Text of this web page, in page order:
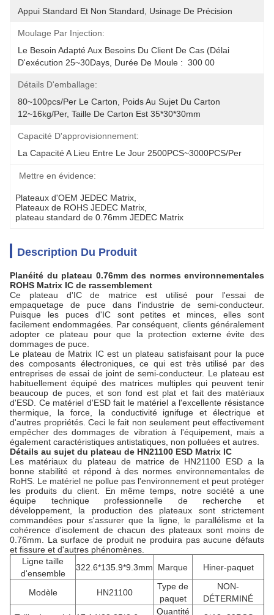
Appui Standard Et Non Standard, Usinage De Précision
Moulage Par Injection:
Le Besoin Adapté Aux Besoins Du Client De Cas (délai
D'exécution 25~30Days, Durée De Moule :  300 00
Détails D'emballage:
80~100pcs/per Le Carton, Poids Au Sujet Du Carton
12~16kg/per, Taille De Carton Est 35*30*30mm
Capacité D'approvisionnement:
La Capacité A Lieu Entre Le Jour 2500PCS~3000PCS/per
Mettre en évidence:
Plateaux d'OEM JEDEC Matrix
Plateaux de ROHS JEDEC Matrix
plateau standard de 0.76mm JEDEC Matrix
Description Du Produit
Planéité du plateau 0.76mm des normes environnementales
ROHS Matrix IC de rassemblement
Ce plateau d'IC de matrice est utilisé pour l'essai de
empaquetage de puce dans l'industrie de semi-conducteur.
Puisque les puces d'IC sont petites et minces, elles sont
facilement endommagées. Par conséquent, clients généralement
adopter ce plateau pour que la protection externe évite des
dommages de puce.
Le plateau de Matrix IC est un plateau satisfaisant pour la puce
des composants électroniques, ce qui est très utilisé par des
entreprises de essai de joint de semi-conducteur. Le plateau est
habituellement équipé des matrices multiples qui peuvent tenir
beaucoup de puces, et son fond est plat et fait des matériaux
d'ESD. Ce matériel d'ESD fait le matériel a l'excellente résistance
thermique, la force, la conductivité ignifuge et électrique et
d'autres propriétés. Ceci le fait non seulement peut effectivement
empêcher des dommages de vibration à l'équipement, mais a
également caractéristiques antistatiques, non polluées et autres.
Détails au sujet du plateau de HN21100 ESD Matrix IC
Les matériaux du plateau de matrice de HN21100 ESD a la
bonne stabilité et répond à des normes environnementales de
RoHS. Le matériel ne pollue pas l'environnement et peut protéger
les produits du client. En même temps, notre société a une
équipe technique professionnelle de recherche et
développement, la production des plateaux sont strictement
commandées pour s'assurer que la ligne, le parallélisme et la
cohérence d'isolement de chacun des plateaux sont moins de
0.76mm. La surface de produit ne produira pas aucune défauts
et fissure et d'autres phénomènes.
Ligne taille
d'ensemble
322.6*135.9*9.3mm Marque Hiner-paquet
Modèle HN21100
Type de
paquet
NON-
DÉTERMINÉ
Quantité